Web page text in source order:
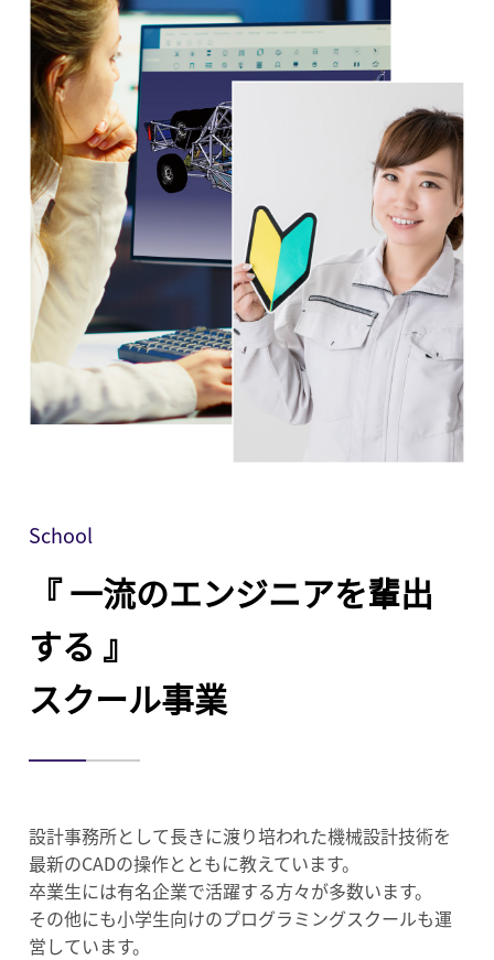
School
『 一流のエンジニアを輩出
する 』
スクール事業
設計事務所として長きに渡り培われた機械設計技術を
最新のCADの操作とともに教えています。
卒業生には有名企業で活躍する方々が多数います。
その他にも小学生向けのプログラミングスクールも運
営しています。